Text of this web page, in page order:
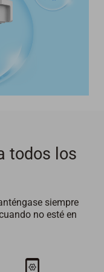
todos los
siempre
no esté en